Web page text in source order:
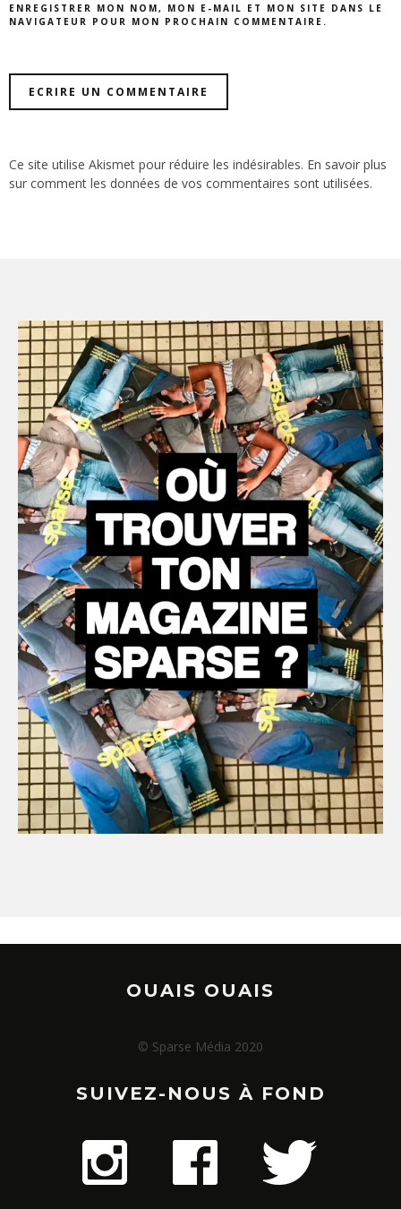
ENREGISTRER MON NOM, MON E-MAIL ET MON SITE DANS LE
NAVIGATEUR POUR MON PROCHAIN COMMENTAIRE.
Ce site utilise Akismet pour réduire les indésirables. En savoir plus
sur comment les données de vos commentaires sont utilisées.
OUAIS OUAIS
© Sparse Média 2020
SUIVEZ-NOUS À FOND